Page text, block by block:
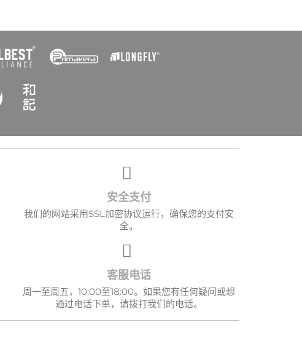
安全支付
我们的网站采用SSL加密协议运行，确保您的支付安
全。
客服电话
周一至周五，10:00至18:00。如果您有任何疑问或想
通过电话下单，请拨打我们的电话。